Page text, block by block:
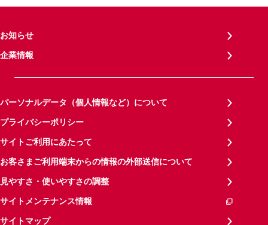
お知らせ
企業情報
パーソナルデータ（個人情報など）について
プライバシーポリシー
サイトご利用にあたって
お客さまご利用端末からの情報の外部送信について
見やすさ・使いやすさの調整
サイトメンテナンス情報
サイトマップ